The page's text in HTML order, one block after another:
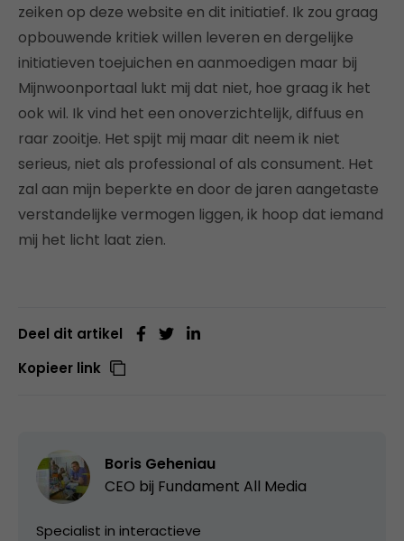
zeiken op deze website en dit initiatief. Ik zou graag
opbouwende kritiek willen leveren en dergelijke
initiatieven toejuichen en aanmoedigen maar bij
Mijnwoonportaal lukt mij dat niet, hoe graag ik het
ook wil. Ik vind het een onoverzichtelijk, diffuus en
raar zooitje. Het spijt mij maar dit neem ik niet
serieus, niet als professional of als consument. Het
zal aan mijn beperkte en door de jaren aangetaste
verstandelijke vermogen liggen, ik hoop dat iemand
mij het licht laat zien.
Deel dit artikel
Kopieer link
Boris Geheniau
CEO bij Fundament All Media
Specialist in interactieve